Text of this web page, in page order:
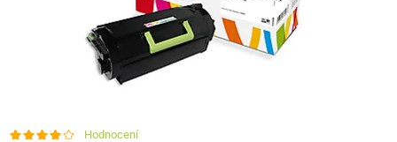
Hodnocení